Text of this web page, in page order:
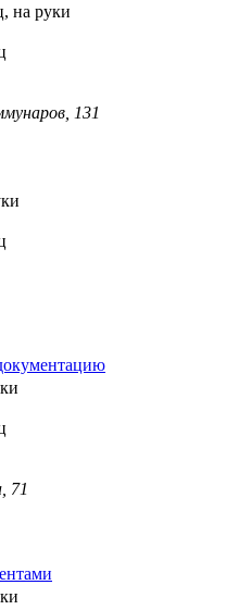
на руки
131
71